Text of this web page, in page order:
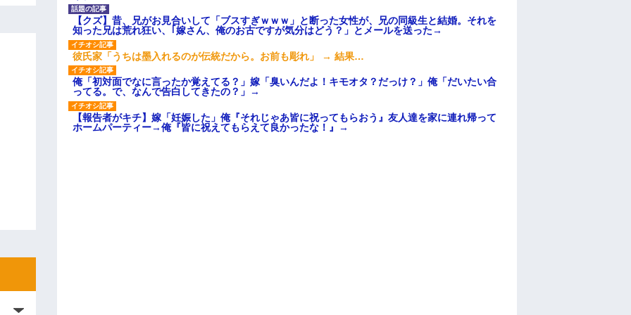
【クズ】昔、兄がお見合いして「ブスすぎｗｗｗ」と断った女性が、兄の同級生と結婚。それを
知った兄は荒れ狂い、｢嫁さん、俺のお古ですが気分はどう？」とメールを送った→
彼氏家「うちは墨入れるのが伝統だから。お前も彫れ」 → 結果…
俺「初対面でなに言ったか覚えてる？」嫁「臭いんだよ！キモオタ？だっけ？」俺「だいたい合
ってる。で、なんで告白してきたの？」→
【報告者がキチ】嫁「妊娠した」俺『それじゃあ皆に祝ってもらおう』友人達を家に連れ帰って
ホームパーティー→俺『皆に祝えてもらえて良かったな！』→